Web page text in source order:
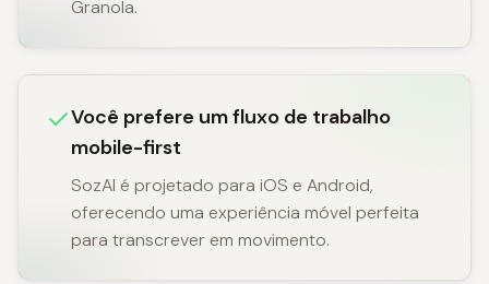
Granola.
Você prefere um fluxo de trabalho
mobile-first
SozAI é projetado para iOS e Android,
oferecendo uma experiência móvel perfeita
para transcrever em movimento.